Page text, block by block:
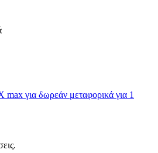
για δωρεάν μεταφορικά για 1